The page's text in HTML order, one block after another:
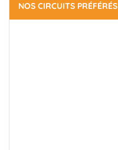
NOS CIRCUITS PRÉFÉRÉS